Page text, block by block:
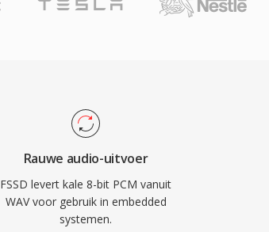
Rauwe audio-uitvoer
FSSD levert kale 8-bit PCM vanuit
WAV voor gebruik in embedded
systemen.